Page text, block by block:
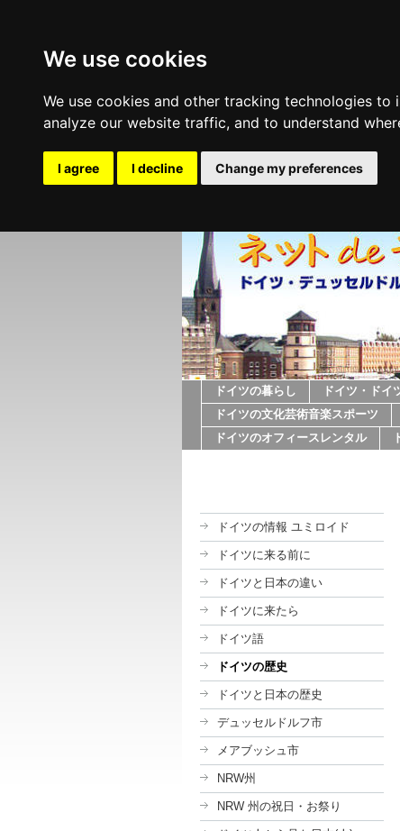
We use cookies
We use cookies and other tracking technologies
analyze our website traffic, and to understand
I agree I decline Change my preferences
ドイツの暮らし ドイツ・ドイ
ドイツの文化芸術音楽スポーツ
ドイツのオフィースレンタル
ドイツの情報 ユミロイド
ドイツに来る前に
ドイツと日本の違い
ドイツに来たら
ドイツ語
ドイツの歴史
ドイツと日本の歴史
デュッセルドルフ市
メアブッシュ市
NRW州
NRW 州の祝日・お祭り